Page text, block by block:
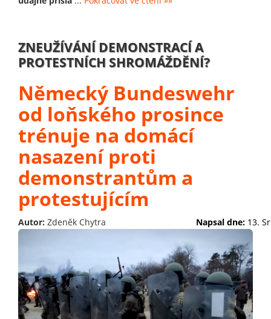
ZNEUŽÍVÁNÍ DEMONSTRACÍ A
PROTESTNÍCH SHROMÁŽDĚNÍ?
Německý Bundeswehr
od loňského prosince
trénuje na domácí
nasazení proti
demonstrantům a
protestujícím
Autor: Zdeněk Chytra Napsal dne: 13.